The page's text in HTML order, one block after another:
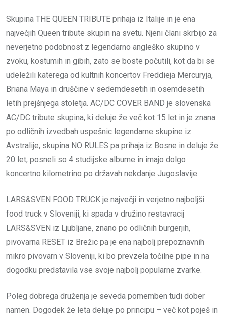
Skupina THE QUEEN TRIBUTE prihaja iz Italije in je ena
največjih Queen tribute skupin na svetu. Njeni člani skrbijo za
neverjetno podobnost z legendarno angleško skupino v
zvoku, kostumih in gibih, zato se boste počutili, kot da bi se
udeležili katerega od kultnih koncertov Freddieja Mercuryja,
Briana Maya in druščine v sedemdesetih in osemdesetih
letih prejšnjega stoletja. AC/DC COVER BAND je slovenska
AC/DC tribute skupina, ki deluje že več kot 15 let in je znana
po odličnih izvedbah uspešnic legendarne skupine iz
Avstralije, skupina NO RULES pa prihaja iz Bosne in deluje že
20 let, posneli so 4 studijske albume in imajo dolgo
koncertno kilometrino po državah nekdanje Jugoslavije.
LARS&SVEN FOOD TRUCK je največji in verjetno najboljši
food truck v Sloveniji, ki spada v družino restavracij
LARS&SVEN iz Ljubljane, znano po odličnih burgerjih,
pivovarna RESET iz Brežic pa je ena najbolj prepoznavnih
mikro pivovarn v Sloveniji, ki bo prevzela točilne pipe in na
dogodku predstavila vse svoje najbolj popularne zvarke.
Poleg dobrega druženja je seveda pomemben tudi dober
namen. Dogodek že leta deluje po principu – več kot poješ in